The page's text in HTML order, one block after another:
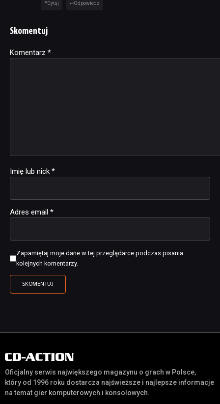
Cytuj Odpowiedz
Skomentuj
Komentarz *
Imię lub nick *
Adres email *
Zapamiętaj moje dane w tej przeglądarce podczas pisania
kolejnych komentarzy.
Alternative:
Oficjalny serwis największego magazynu o grach w Polsce,
który od 1996 roku dostarcza najświeższe i najlepsze informacje
na temat gier komputerowych i konsolowych.